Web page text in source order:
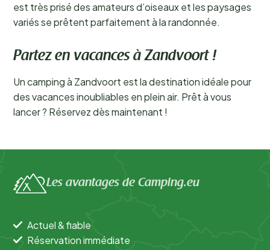
est très prisé des amateurs d’oiseaux et les paysages
variés se prêtent parfaitement à la randonnée.
Partez en vacances à Zandvoort !
Un camping à Zandvoort est la destination idéale pour
des vacances inoubliables en plein air. Prêt à vous
lancer ? Réservez dès maintenant !
Les avantages de Camping.eu
Actuel & fiable
Réservation immédiate